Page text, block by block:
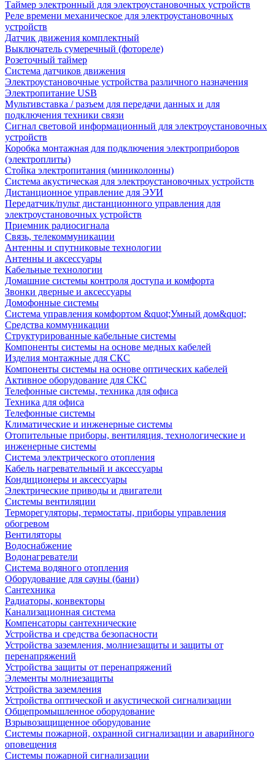
Таймер электронный для электроустановочных устройств
Реле времени механическое для электроустановочных
устройств
Датчик движения комплектный
Выключатель сумеречный (фотореле)
Розеточный таймер
Система датчиков движения
Электроустановочные устройства различного назначения
Электропитание USB
Мультивставка / разъем для передачи данных и для
подключения техники связи
Сигнал световой информационный для электроустановочных
устройств
Коробка монтажная для подключения электроприборов
(электроплиты)
Стойка электропитания (миниколонны)
Система акустическая для электроустановочных устройств
Дистанционное управление для ЭУИ
Передатчик/пульт дистанционного управления для
электроустановочных устройств
Приемник радиосигнала
Связь, телекоммуникации
Антенны и спутниковые технологии
Антенны и аксессуары
Кабельные технологии
Домашние системы контроля доступа и комфорта
Звонки дверные и аксессуары
Домофонные системы
Система управления комфортом &quot;Умный дом&quot;
Средства коммуникации
Структурированные кабельные системы
Компоненты системы на основе медных кабелей
Изделия монтажные для СКС
Компоненты системы на основе оптических кабелей
Активное оборудование для СКС
Телефонные системы, техника для офиса
Техника для офиса
Телефонные системы
Климатические и инженерные системы
Отопительные приборы, вентиляция, технологические и
инженерные системы
Система электрического отопления
Кабель нагревательный и аксессуары
Кондиционеры и аксессуары
Электрические приводы и двигатели
Системы вентиляции
Терморегуляторы, термостаты, приборы управления
обогревом
Вентиляторы
Водоснабжение
Водонагреватели
Система водяного отопления
Оборудование для сауны (бани)
Сантехника
Радиаторы, конвекторы
Канализационная система
Компенсаторы сантехнические
Устройства и средства безопасности
Устройства заземления, молниезащиты и защиты от
перенапряжений
Устройства защиты от перенапряжений
Элементы молниезащиты
Устройства заземления
Устройства оптической и акустической сигнализации
Общепромышленное оборудование
Взрывозащищенное оборудование
Системы пожарной, охранной сигнализации и аварийного
оповещения
Системы пожарной сигнализации